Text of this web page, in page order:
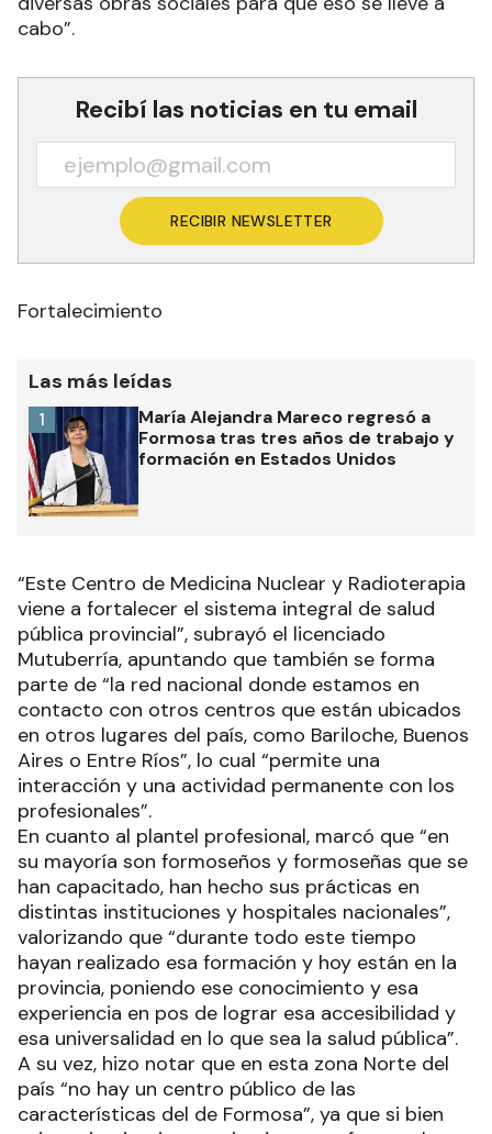
cabo”.
Recibí las noticias en tu email
RECIBIR NEWSLETTER
Fortalecimiento
Las más leídas
María Alejandra Mareco regresó a
Formosa tras tres años de trabajo y
formación en Estados Unidos
1
“Este Centro de Medicina Nuclear y Radioterapia
viene a fortalecer el sistema integral de salud
pública provincial”, subrayó el licenciado
Mutuberría, apuntando que también se forma
parte de “la red nacional donde estamos en
contacto con otros centros que están ubicados
en otros lugares del país, como Bariloche, Buenos
Aires o Entre Ríos”, lo cual “permite una
interacción y una actividad permanente con los
profesionales”.
En cuanto al plantel profesional, marcó que “en
su mayoría son formoseños y formoseñas que se
han capacitado, han hecho sus prácticas en
distintas instituciones y hospitales nacionales”,
valorizando que “durante todo este tiempo
hayan realizado esa formación y hoy están en la
provincia, poniendo ese conocimiento y esa
experiencia en pos de lograr esa accesibilidad y
esa universalidad en lo que sea la salud pública”.
A su vez, hizo notar que en esta zona Norte del
país “no hay un centro público de las
características del de Formosa”, ya que si bien